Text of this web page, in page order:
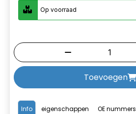
Info eigenschappen OE nummers
Op voorraad
Toevoegen